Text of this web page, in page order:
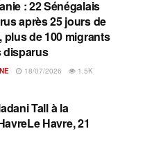
: 22 Sénégalais
après 25 jours de
plus de 100 migrants
disparus
18/07/2026 1.5K
Tall à la
Havre, 21